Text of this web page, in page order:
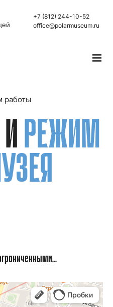
+7 (812) 244-10-52
office@polarmuseum.ru
работы
РЕЖИМ